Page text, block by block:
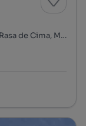
Rua de Dom Pedro V V, Soares dos Reis - Rasa de Cima, Mafamude e Vilar do Paraíso, Vila Nova de Gaia, Porto